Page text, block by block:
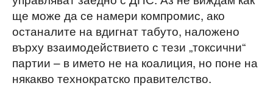
ще може да се намери компромис, ако
останалите на вдигнат табуто, наложено
върху взаимодействието с тези „токсични“
партии – в името не на коалиция, но поне на
някакво технократско правителство.